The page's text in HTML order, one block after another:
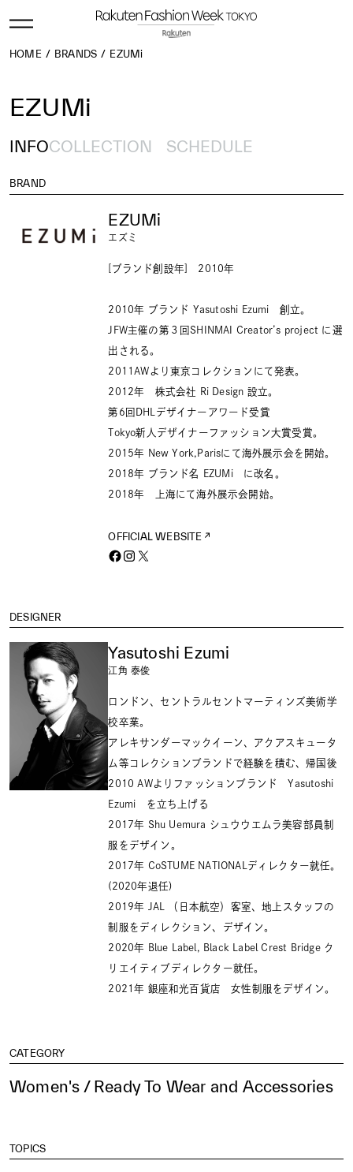
HOME BRANDS EZUMi
EZUMi
INFOCOLLECTION SCHEDULE
BRAND
EZUMi
エズミ
[ブランド創設年] 2010年
2010年 ブランド Yasutoshi Ezumi 創立。
JFW主催の第３回SHINMAI Creator’s project に選
出される。
2011AWより東京コレクションにて発表。
2012年 株式会社 Ri Design 設立。
第6回DHLデザイナーアワード受賞
Tokyo新人デザイナーファッション大賞受賞。
2015年 New York,Parisにて海外展示会を開始。
2018年 ブランド名 EZUMi に改名。
2018年 上海にて海外展示会開始。
OFFICIAL WEBSITE
DESIGNER
Yasutoshi Ezumi
江角 泰俊
ロンドン、セントラルセントマーティンズ美術学
校卒業。
アレキサンダーマックイーン、アクアスキュータ
ム等コレクションブランドで経験を積む、帰国後
2010 AWよりファッションブランド Yasutoshi
Ezumi を立ち上げる
2017年 Shu Uemura シュウウエムラ美容部員制
服をデザイン。
2017年 CoSTUME NATIONALディレクター就任。
(2020年退任)
2019年 JAL （日本航空）客室、地上スタッフの
制服をディレクション、デザイン。
2020年 Blue Label, Black Label Crest Bridge ク
リエイティブディレクター就任。
2021年 銀座和光百貨店 女性制服をデザイン。
CATEGORY
Women's / Ready To Wear and Accessories
TOPICS